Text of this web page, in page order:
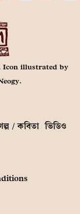
Icon illustrated by
/ কবিতা ভিডিও